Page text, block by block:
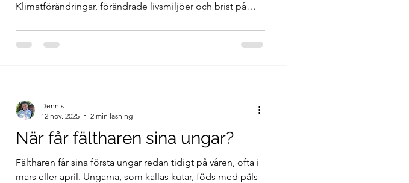
Klimatförändringar, förändrade livsmiljöer och brist på
ekosystem är under press.
När får fältharen sina ungar?
Fältharen får sina första ungar redan tidigt på våren, ofta i
mars eller april. Ungarna, som kallas kutar, föds med päls
Dennis
12 nov. 2025
2 min läsning